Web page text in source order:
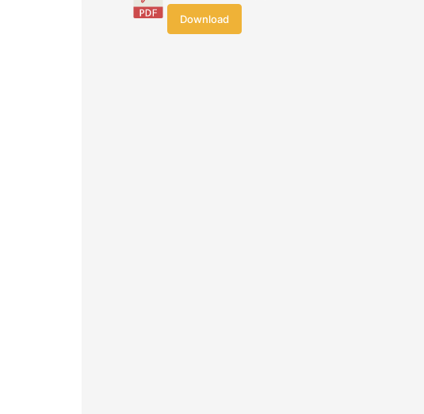
Download